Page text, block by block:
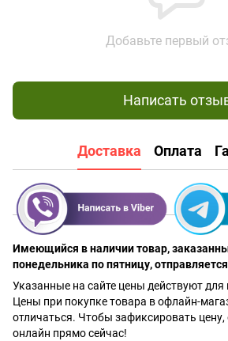
Добавьте первый
Написать
Доставка Оплата
Имеющийся в наличии товар,
понедельника по пятницу,
Указанные на сайте цены действуют для
Цены при покупке товара в офлайн-
отличаться. Чтобы зафиксировать
онлайн прямо сейчас!